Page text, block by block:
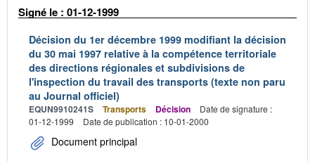
Signé le : 01-12-1999
Décision du 1er décembre 1999 modifiant la décision
du 30 mai 1997 relative à la compétence territoriale
des directions régionales et subdivisions de
l'inspection du travail des transports (texte non paru
au Journal officiel)
EQUN9910241S Transports Décision
Date de signature :
01-12-1999
Date de publication : 10-01-2000
Document principal